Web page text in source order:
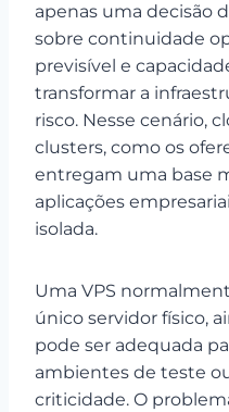
apenas uma decisão
sobre continuidade
previsível e
transformar a
risco. Nesse cenário,
clusters, como os
entregam uma base
aplicações
isolada.
Uma VPS
único servidor físico,
pode ser adequada
ambientes de teste
criticidade. O